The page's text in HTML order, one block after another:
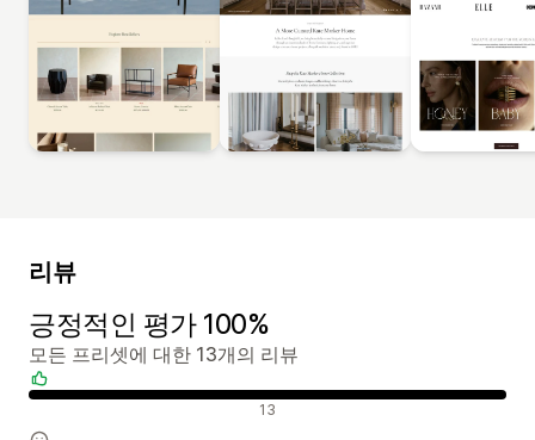
리뷰
긍정적인 평가 100%
모든 프리셋에 대한 13개의 리뷰
긍정적인 리뷰 13